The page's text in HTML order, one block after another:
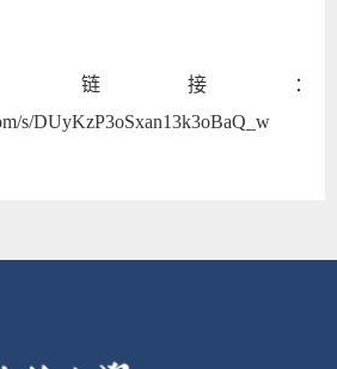
链接：
s/DUyKzP3oSxan13k3oBaQ_w